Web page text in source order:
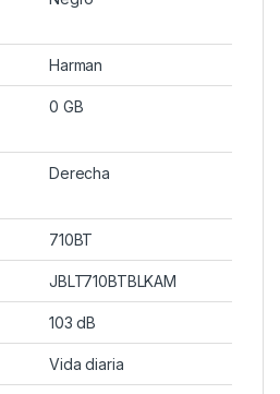
Harman
0 GB
Derecha
710BT
JBLT710BTBLKAM
103 dB
Vida diaria